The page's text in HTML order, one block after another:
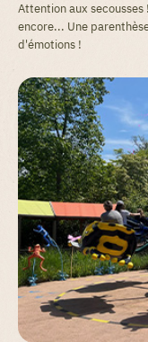
Attention aux secousses
encore... Une
d'émotions !